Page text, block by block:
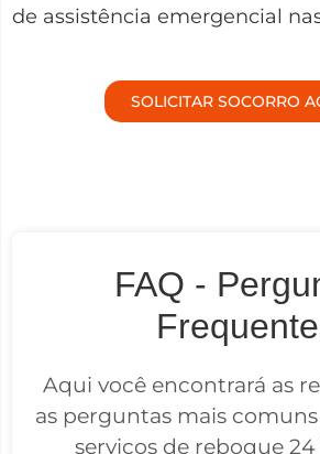
de assistência emergencial
SOLICITAR SOCORRO
FAQ -
Aqui você encontrará as
as perguntas mais
serviços de reboque